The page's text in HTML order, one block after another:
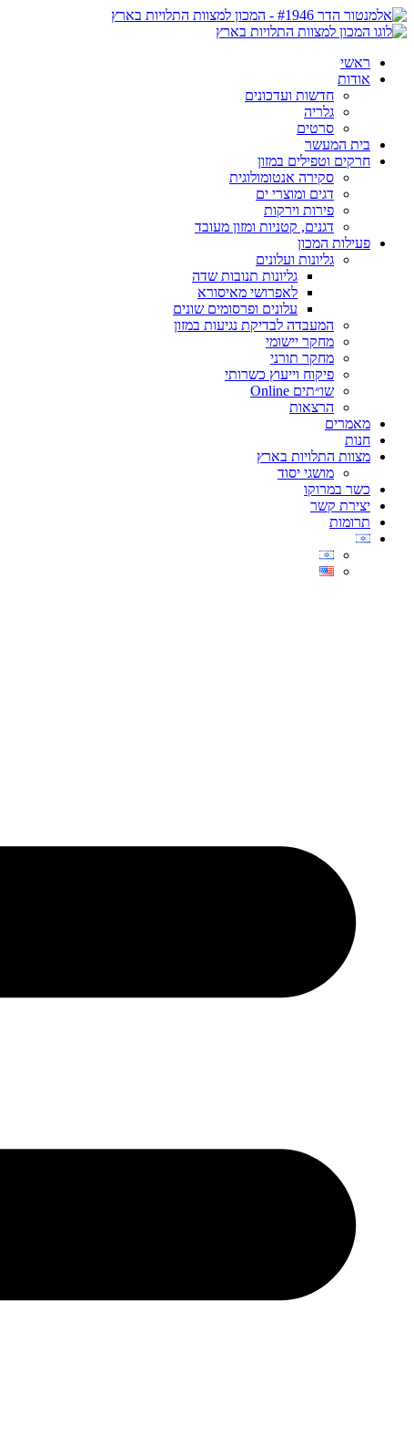
ראשי
אודות
חדשות ועדכונים
גלריה
סרטים
בית המעשר
חרקים וטפילים במזון
סקירה אנטומולוגית
דגים ומוצרי ים
פירות וירקות
דגנים, קטניות ומזון מעובד
פעילות המכון
גליונות ועלונים
גליונות תנובות שדה
לאפרושי מאיסורא
עלונים ופרסומים שונים
המעבדה לבדיקת נגיעות במזון
מחקר יישומי
מחקר תורני
פיקוח וייעוץ כשרותי
שו״תים Online
הרצאות
מאמרים
חנות
מצוות התלויות בארץ
מושגי יסוד
כשר במרוקו
יצירת קשר
תרומות